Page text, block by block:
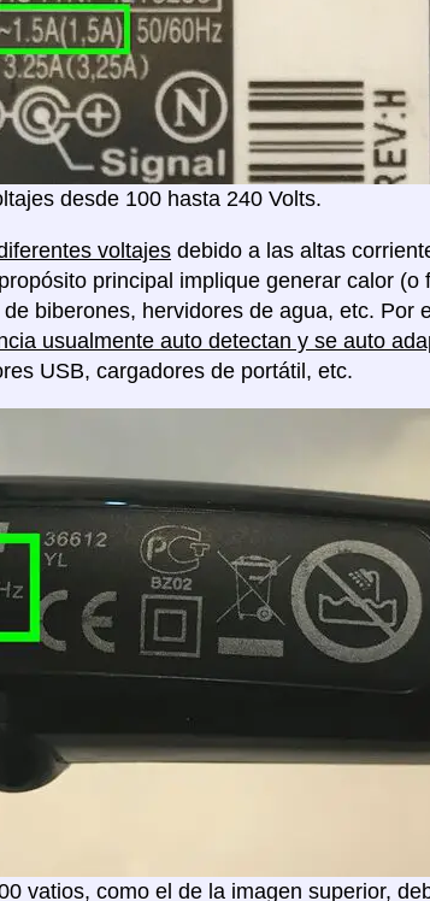
desde 100 hasta 240 Volts.
voltajes debido a las altas
principal implique generar calor (o
biberones, hervidores de agua, etc. Por
usualmente auto detectan y se auto
USB, cargadores de portátil, etc.
vatios, como el de la imagen superior,